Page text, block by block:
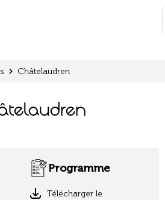
:
Châtelaudren
Programme
Télécharger le